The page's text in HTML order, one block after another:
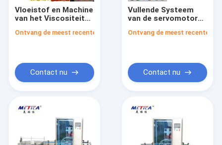
Vloeistof en Machine
van het Viscositeits
Flessenvullen voor
Ontvang de meest recente Prijs
Contact nu
Vullende Systeem
van de servomotor
met Lage
Ontvang de meest recente
Contact nu